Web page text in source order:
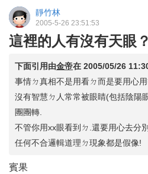
靜竹林
2005-5-26 23:51:53
這裡的人有沒有天眼？
下面引用由金帝在 2005/05/26
事情ㄉ真相不是用看ㄉ而是要用心
沒有智慧ㄉ人常常被眼睛(包括陰陽
團團轉.
不管你用xx眼看到ㄉ.還要用心去分
任何不合邏輯道理ㄉ現象都是假像!
賓果